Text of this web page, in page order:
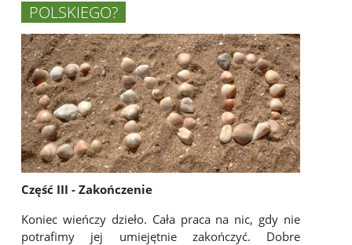
POLSKIEGO?
Część III - Zakończenie
Koniec wieńczy dzieło. Cała praca na nic, gdy nie
potrafimy jej umiejętnie zakończyć. Dobre